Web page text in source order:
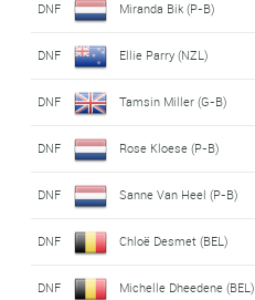
DNF Miranda Bik (P-B)
DNF Ellie Parry (NZL)
DNF Tamsin Miller (G-B)
DNF Rose Kloese (P-B)
DNF Sanne Van Heel (P-B)
DNF Chloë Desmet (BEL)
DNF Michelle Dheedene (BEL)